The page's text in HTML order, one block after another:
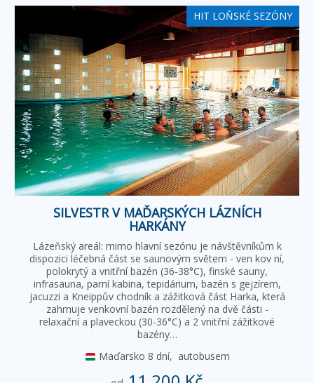
HIT LOŇSKÉ SEZÓNY
SILVESTR V MAĎARSKÝCH LÁZNÍCH
HARKÁNY
Lázeňský areál: mimo hlavní sezónu je návštěvníkům k
dispozici léčebná část se saunovým světem - ven kov ní,
polokrytý a vnitřní bazén (36-38°C), finské sauny,
infrasauna, parní kabina, tepidárium, bazén s gejzírem,
jacuzzi a Kneippův chodník a zážitková část Harka, která
zahrnuje venkovní bazén rozdělený na dvě části -
relaxační a plaveckou (30-36°C) a 2 vnitřní zážitkové
bazény…
Maďarsko 8 dní, autobusem